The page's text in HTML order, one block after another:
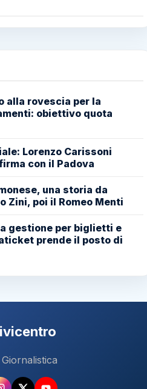
alla rovescia per la
obiettivo quota
Lorenzo Carissoni
con il Padova
una storia da
Zini, poi il Romeo Menti
gestione per biglietti e
prende il posto di